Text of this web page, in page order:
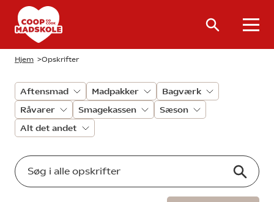
Hjem >Opskrifter
Aftensmad Madpakker
Bagværk
Råvarer
Smagekassen
Sæson
Alt det andet